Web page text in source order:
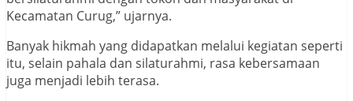
Kecamatan Curug,” ujarnya.
Banyak hikmah yang didapatkan melalui kegiatan seperti
itu, selain pahala dan silaturahmi, rasa kebersamaan
juga menjadi lebih terasa.